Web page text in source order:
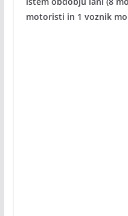
motoristi in 1 voznik